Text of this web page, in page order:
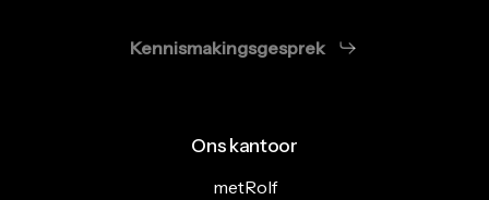
Kennismakingsgesprek
Ons kantoor
metRolf